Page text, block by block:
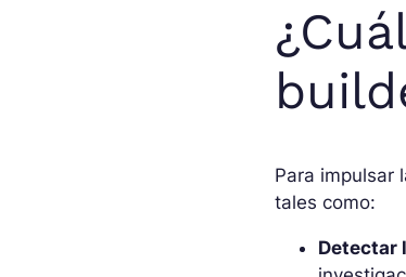
Para impulsar
tales como:
Detectar